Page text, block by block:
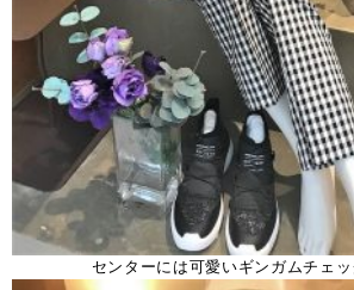
センターには可愛いギンガムチェ